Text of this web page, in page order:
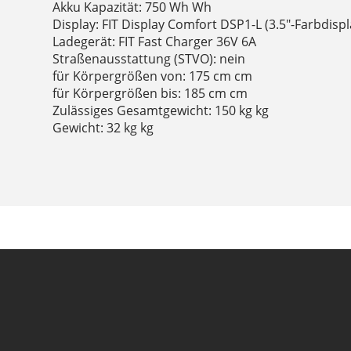
Akku Kapazität: 750 Wh Wh
Display: FIT Display Comfort DSP1-L (3.5"-
Ladegerät: FIT Fast Charger 36V 6A
Straßenausstattung (STVO): nein
für Körpergrößen von: 175 cm cm
für Körpergrößen bis: 185 cm cm
Zulässiges Gesamtgewicht: 150 kg kg
Gewicht: 32 kg kg